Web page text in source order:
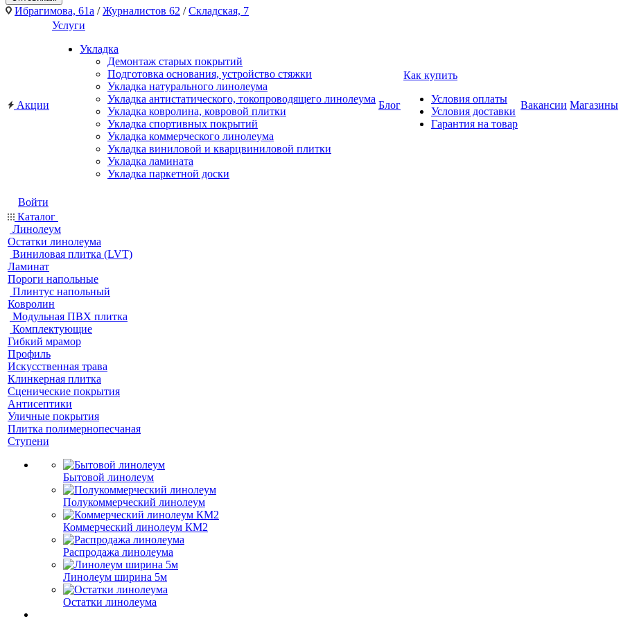
Ибрагимова, 61а /Журналистов 62 /Складская, 7
Акции
Услуги
Укладка
Демонтаж старых покрытий
Подготовка основания, устройство стяжки
Укладка натурального линолеума
Укладка антистатического, токопроводящего линолеума
Укладка ковролина, ковровой плитки
Укладка спортивных покрытий
Укладка коммерческого линолеума
Укладка виниловой и кварцвиниловой плитки
Укладка ламината
Укладка паркетной доски
Блог
Как купить
Условия оплаты
Условия доставки
Гарантия на товар
Вакансии Магазины
Войти
Каталог
Линолеум
Остатки линолеума
Виниловая плитка (LVT)
Ламинат
Пороги напольные
Плинтус напольный
Ковролин
Модульная ПВХ плитка
Комплектующие
Гибкий мрамор
Профиль
Искусственная трава
Клинкерная плитка
Сценические покрытия
Антисептики
Уличные покрытия
Плитка полимернопесчаная
Ступени
Бытовой линолеум
Полукоммерческий линолеум
Коммерческий линолеум КМ2
Распродажа линолеума
Линолеум ширина 5м
Остатки линолеума